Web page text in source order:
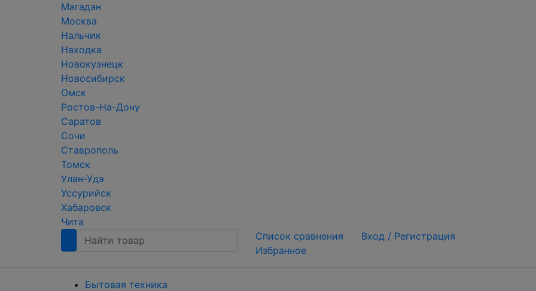
Магадан
Москва
Нальчик
Находка
Новокузнецк
Новосибирск
Омск
Ростов-На-Дону
Саратов
Сочи
Ставрополь
Томск
Улан-Удэ
Уссурийск
Хабаровск
Чита
Список сравнения
Избранное
Вход / Регистрация
Бытовая техника